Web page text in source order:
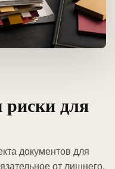
для
документов для
от лишнего,